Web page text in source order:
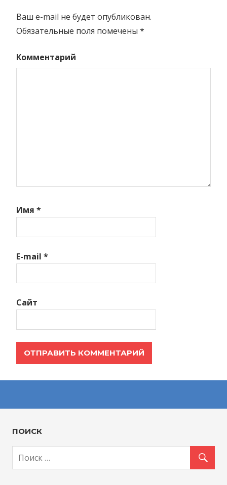
Ваш e-mail не будет опубликован.
Обязательные поля помечены *
Комментарий
Имя *
E-mail *
Сайт
ПОИСК